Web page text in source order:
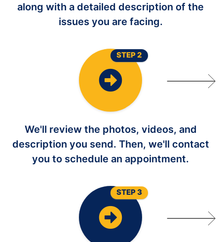
along with a detailed description of the
issues you are facing.
We'll review the photos, videos, and
description you send. Then, we'll contact
you to schedule an appointment.
STEP 2
STEP 3